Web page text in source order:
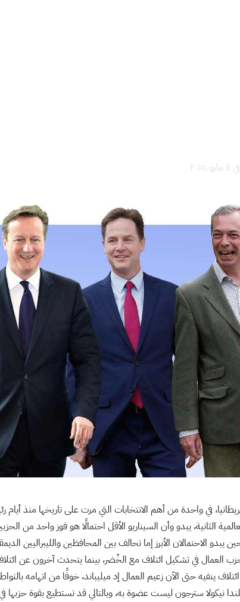
في واحدة من أهم الانتخابات التي مرت على تاريخها منذ أيام
الثانية، يبدو وأن السيناريو الأقل احتمالًا هو فوز واحد من
يبدو الاحتمالان الأبرز إما تحالف بين المحافظين والليبراليين
حزب العمال في تشكيل ائتلاف مع الخُضر، بينما يتحدث آخرون عن
ينفيه حتى الآن زعيم العمال إد ميليباند، خوفًا من اتهامه
نيكولا سترجون ليست عضوة به، وبالتالي قد تستطيع بقوة حزبها